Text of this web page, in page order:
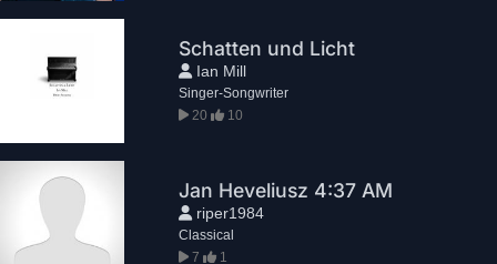
Schatten und Licht
Ian Mill
Singer-Songwriter
20
10
Jan Heveliusz 4:37 AM
riper1984
Classical
7
1